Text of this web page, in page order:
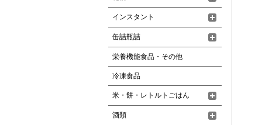
インスタント
缶詰瓶詰
栄養機能食品・その他
冷凍食品
米・餅・レトルトごはん
酒類